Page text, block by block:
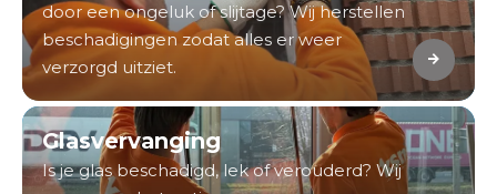
door een ongeluk of slijtage? Wij herstellen
beschadigingen zodat alles er weer
verzorgd uitziet.
Glasvervanging
Is je glas beschadigd, lek of verouderd? Wij